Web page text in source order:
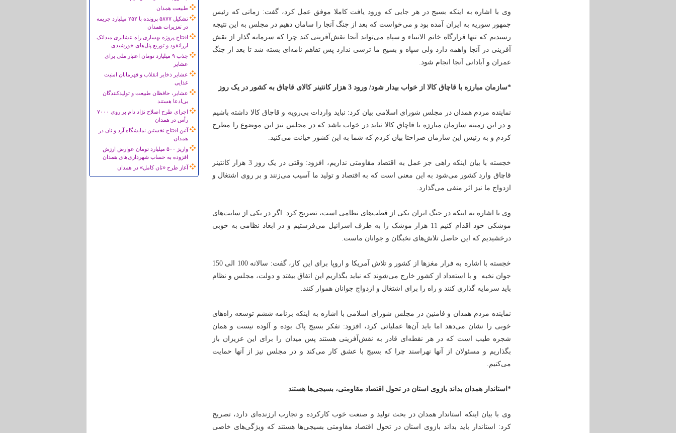
طبیعت همدان
تشکیل ۵۸۷۷ پرونده با ۲۵۲ میلیارد جریمه
در تعزیرات همدان
افتتاح پروژه بهسازی راه عشایری میدانک
ارزانفود و توزیع پنل‌های خورشیدی
جذب ۹ میلیارد تومان اعتبار ملی برای
عشایر
عشایر ذخایر انقلاب و قهرمانان امنیت
غذایی
عشایر، حافظان طبیعت و تولیدکنندگان
بی‌ادعا هستند
اجرای طرح اصلاح نژاد دام بر روی ۷۰۰۰
رأس در همدان
آئین افتتاح نخستین نمایشگاه آرد و نان در
همدان
واریز ۵۰۰ میلیارد تومان عوارض ارزش
افزوده به حساب شهرداری‌های همدان
آغاز طرح «نان کامل» در همدان
وی با اشاره به اینکه بسیج در هر جایی که ورود یافت کاملا موفق عمل کرد، گفت: زمانی که رئیس
جمهور سوریه به ایران آمده بود و می‌خواست که بعد از جنگ آنجا را سامان دهیم در مجلس به این نتیجه
رسیدیم که تنها قرارگاه خاتم الانبیاء و سپاه می‌تواند آنجا نقش‌آفرینی کند چرا که سرمایه گذار از نقش
آفرینی در آنجا واهمه دارد ولی سپاه و بسیج ما ترسی ندارد پس تفاهم نامه‌ای بسته شد تا بعد از جنگ
عمران و آبادانی آنجا انجام شود.
*سازمان مبارزه با قاچاق کالا از خواب بیدار شود/ ورود 3 هزار کانتینر کالای قاچاق به کشور در یک روز
نماینده مردم همدان در مجلس شورای اسلامی بیان کرد: نباید واردات بی‌رویه و قاچاق کالا داشته باشیم
و در این زمینه سازمان مبارزه با قاچاق کالا نباید در خواب باشد که در مجلس نیز این موضوع را مطرح
کردم و به رئیس این سازمان صراحتا بیان کردم که شما به این کشور خیانت می‌کنید.
خجسته با بیان اینکه راهی جز عمل به اقتصاد مقاومتی نداریم، افزود: وقتی در یک روز 3 هزار کانتینر
قاچاق وارد کشور می‌شود به این معنی است که به اقتصاد و تولید ما آسیب می‌زنند و بر روی اشتغال و
ازدواج ما نیز اثر منفی می‌گذارد.
وی با اشاره به اینکه در جنگ ایران یکی از قطب‌های نظامی است، تصریح کرد: اگر در یکی از سایت‌های
موشکی خود اقدام کنیم 11 هزار موشک را به طرف اسرائیل می‌فرستیم و در ابعاد نظامی به خوبی
درخشیدیم که این حاصل تلاش‌های نخبگان و جوانان ماست.
خجسته با اشاره به فرار مغزها از کشور و تلاش آمریکا و اروپا برای این کار، گفت: سالانه 100 الی 150
جوان نخبه و با استعداد از کشور خارج می‌شوند که نباید بگذاریم این اتفاق بیفتد و دولت، مجلس و نظام
باید سرمایه گذاری کنند و راه را برای اشتغال و ازدواج جوانان هموار کنند.
نماینده مردم همدان و فامنین در مجلس شورای اسلامی با اشاره به اینکه برنامه ششم توسعه راه‌های
خوبی را نشان می‌دهد اما باید آن‌ها عملیاتی کرد، افزود: تفکر بسیج پاک بوده و آلوده نیست و همان
شجره طیب است که در هر نقطه‌ای قادر به نقش‌آفرینی هستند پس میدان را برای این عزیزان باز
بگذاریم و مسئولان از آنها نهراسند چرا که بسیج با عشق کار می‌کند و در مجلس نیز از آنها حمایت
می‌کنیم.
*استاندار همدان بداند بازوی استان در تحول اقتصاد مقاومتی، بسیجی‌ها هستند
وی با بیان اینکه استاندار همدان در بحث تولید و صنعت خوب کارکرده و تجارب ارزنده‌ای دارد، تصریح
کرد: استاندار باید بداند بازوی استان در تحول اقتصاد مقاومتی بسیجی‌ها هستند که ویژگی‌های خاصی